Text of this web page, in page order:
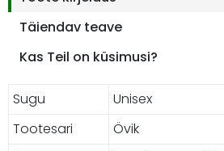
Täiendav teave
Kas Teil on küsimusi?
Sugu
Unisex
Tootesari
Övik